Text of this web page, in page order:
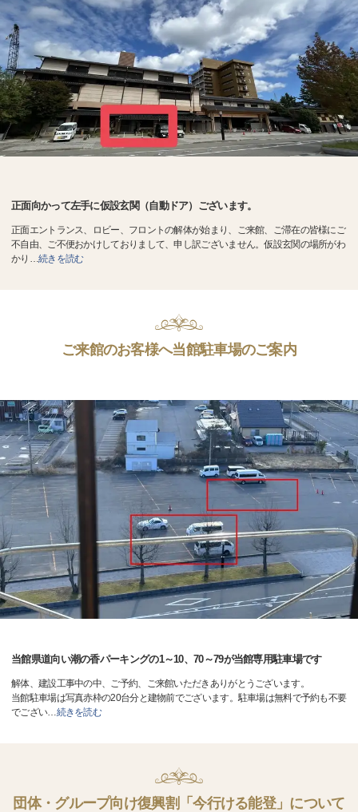
正面向かって左手に仮設玄関（自動ドア）ございます。
正面エントランス、ロビー、フロントの解体が始まり、ご来館、ご滞在の皆様にご
不自由、ご不便おかけしておりまして、申し訳ございません。仮設玄関の場所がわ
かり …続きを読む
ご来館のお客様へ当館駐車場のご案内
当館県道向い潮の香パーキングの1～10、70～79が当館専用駐車場です
解体、建設工事中の中、ご予約、ご来館いただきありがとうございます。
当館駐車場は写真赤枠の20台分と建物前でございます。駐車場は無料で予約も不要
でござい…続きを読む
団体・グループ向け復興割「今行ける能登」について